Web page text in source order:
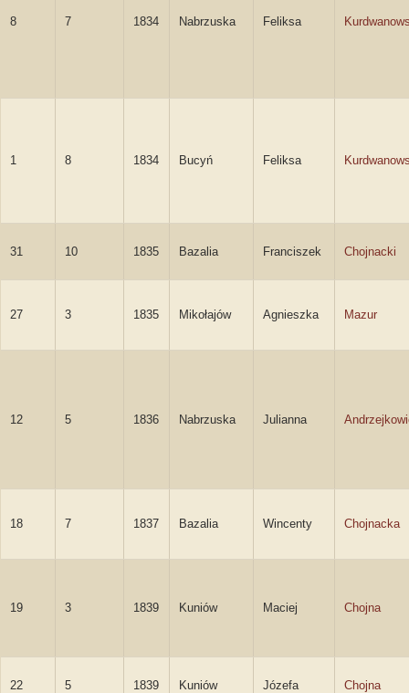
8 7 1834 Nabrzuska Feliksa
1 8 1834 Bucyń Feliksa
31 10 1835 Bazalia Franciszek Chojnacki
27 3 1835 Mikołajów Agnieszka Mazur
12 5 1836 Nabrzuska Julianna
18 7 1837 Bazalia Wincenty Chojnacka
19 3 1839 Kuniów Maciej Chojna
22 5 1839 Kuniów Józefa Chojna